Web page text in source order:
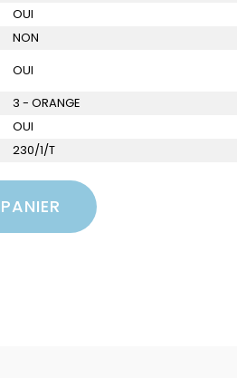
OUI
NON
OUI
3 - ORANGE
OUI
230/1/T